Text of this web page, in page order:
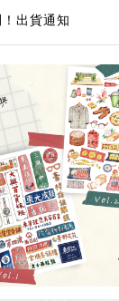
出貨通知